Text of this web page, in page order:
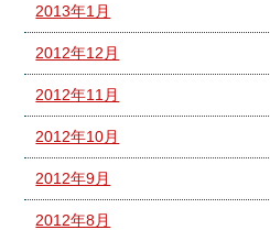
2013年1月
2012年12月
2012年11月
2012年10月
2012年9月
2012年8月